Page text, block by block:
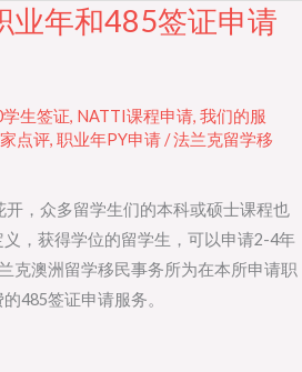
业年和485签证申请
学生签证, NATTI课程申请, 我们的服
点评, 职业年PY申请/法兰克留学移
，众多留学生们的本科或硕士课程也
，获得学位的留学生，可以申请2-4年
克澳洲留学移民事务所为在本所申请职
485签证申请服务。